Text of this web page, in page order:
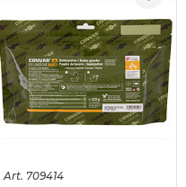
Art. 709414